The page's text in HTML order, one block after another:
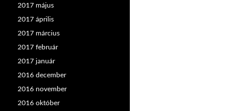
2017 május
2017 április
2017 március
2017 február
2017 január
2016 december
2016 november
2016 október